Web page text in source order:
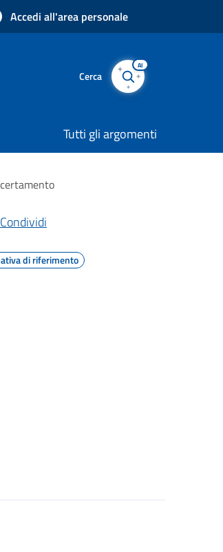
Accedi all'area personale
Cerca
AI
Tutti gli argomenti
Condividi
di riferimento